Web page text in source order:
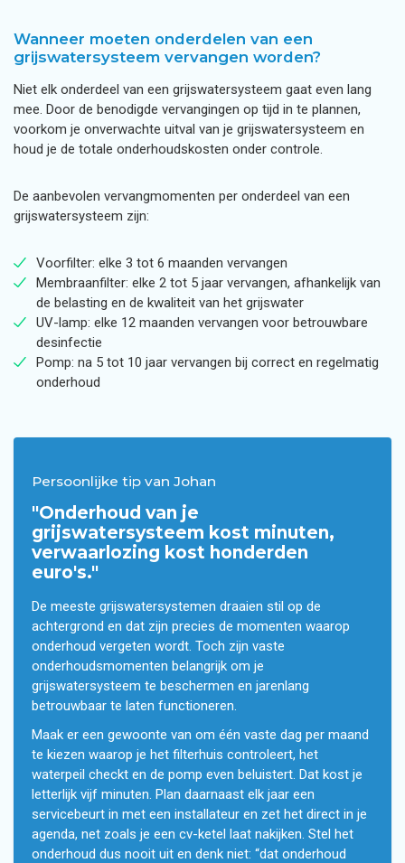
Wanneer moeten onderdelen van een
grijswatersysteem vervangen worden?
Niet elk onderdeel van een grijswatersysteem gaat even lang
mee. Door de benodigde vervangingen op tijd in te plannen,
voorkom je onverwachte uitval van je grijswatersysteem en
houd je de totale onderhoudskosten onder controle.
De aanbevolen vervangmomenten per onderdeel van een
grijswatersysteem zijn:
Voorfilter: elke 3 tot 6 maanden vervangen
Membraanfilter: elke 2 tot 5 jaar vervangen, afhankelijk van
de belasting en de kwaliteit van het grijswater
UV-lamp: elke 12 maanden vervangen voor betrouwbare
desinfectie
Pomp: na 5 tot 10 jaar vervangen bij correct en regelmatig
onderhoud
Persoonlijke tip van Johan
"Onderhoud van je
grijswatersysteem kost minuten,
verwaarlozing kost honderden
euro's."
De meeste grijswatersystemen draaien stil op de
achtergrond en dat zijn precies de momenten waarop
onderhoud vergeten wordt. Toch zijn vaste
onderhoudsmomenten belangrijk om je
grijswatersysteem te beschermen en jarenlang
betrouwbaar te laten functioneren.
Maak er een gewoonte van om één vaste dag per maand
te kiezen waarop je het filterhuis controleert, het
waterpeil checkt en de pomp even beluistert. Dat kost je
letterlijk vijf minuten. Plan daarnaast elk jaar een
servicebeurt in met een installateur en zet het direct in je
agenda, net zoals je een cv-ketel laat nakijken. Stel het
onderhoud dus nooit uit en denk niet: “dat onderhoud